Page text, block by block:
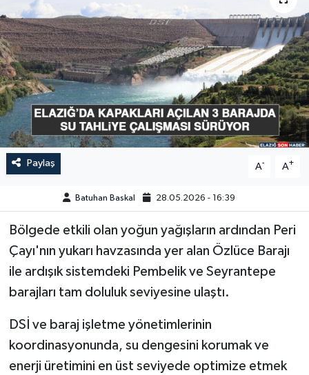
Paylaş A- A+
Batuhan Baskal 28.05.2026 - 16:39
Bölgede etkili olan yoğun yağışların ardından Peri
Çayı'nın yukarı havzasında yer alan Özlüce Barajı
ile ardışık sistemdeki Pembelik ve Seyrantepe
barajları tam doluluk seviyesine ulaştı.
DSİ ve baraj işletme yönetimlerinin
koordinasyonunda, su dengesini korumak ve
enerji üretimini en üst seviyede optimize etmek
GÜNDEM
HABERDE İNSAN
KÜLTÜR-SANAT
MAGAZİN
MEDYA
ÖZEL HABER
POLİTİKA
SAĞLIK
SİYASET
SPOR
TEKNOLOJİ